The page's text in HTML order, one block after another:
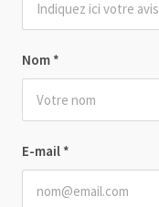
Nom *
E-mail *